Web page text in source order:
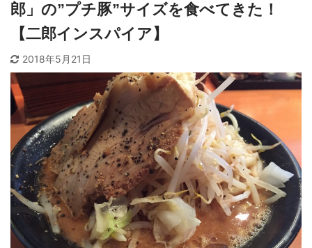
郎」の”プチ豚”サイズを食べてきた！
【二郎インスパイア】
2018年5月21日